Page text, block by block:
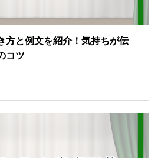
方と例文を紹介！気持ちが伝
コツ